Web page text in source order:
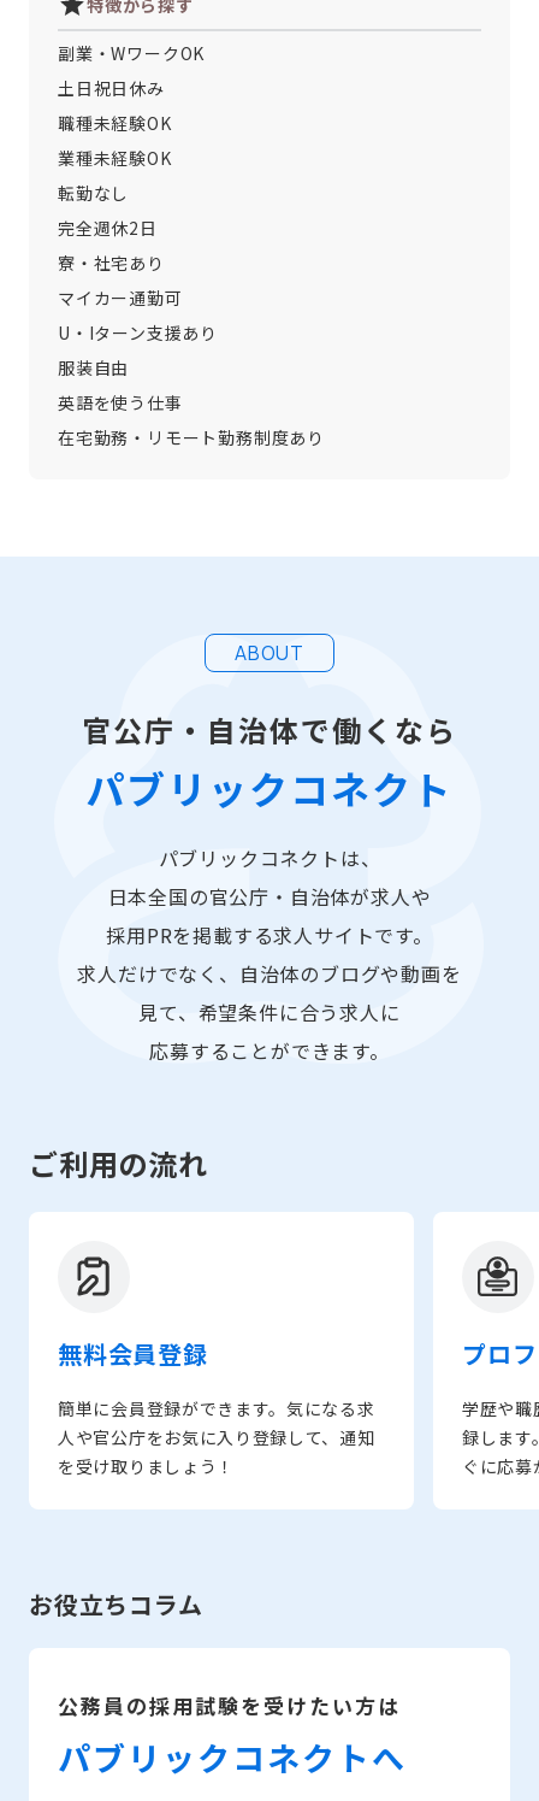
副業・WワークOK
土日祝日休み
職種未経験OK
業種未経験OK
転勤なし
完全週休2日
寮・社宅あり
マイカー通勤可
U・Iターン支援あり
服装自由
英語を使う仕事
在宅勤務・リモート勤務制度あり
ABOUT
官公庁・自治体で働くなら
パブリックコネクト
パブリックコネクトは、
日本全国の官公庁・自治体が求人や
採用PRを掲載する求人サイトです。
求人だけでなく、自治体のブログや動画を
見て、希望条件に合う求人に
応募することができます。
ご利用の流れ
無料会員登録
簡単に会員登録ができます。気になる求
人や官公庁をお気に入り登録して、通知
を受け取りましょう！
プロ
学歴や職
録します
ぐに応
お役立ちコラム
公務員の採用試験を受けたい方は
パブリックコネクトへ